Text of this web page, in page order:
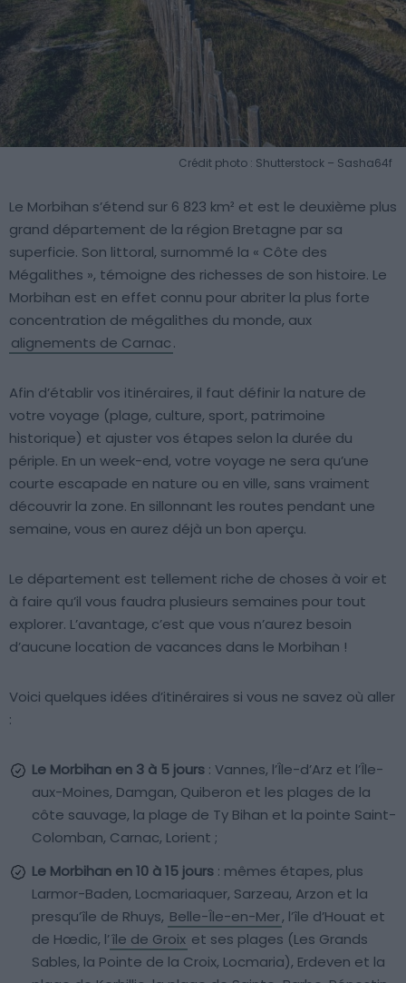
Crédit photo : Shutterstock – Sasha64f
Le Morbihan s’étend sur 6 823 km² et est le deuxième plus
grand département de la région Bretagne par sa
superficie. Son littoral, surnommé la « Côte des
Mégalithes », témoigne des richesses de son histoire. Le
Morbihan est en effet connu pour abriter la plus forte
concentration de mégalithes du monde, aux
alignements de Carnac.
Afin d’établir vos itinéraires, il faut définir la nature de
votre voyage (plage, culture, sport, patrimoine
historique) et ajuster vos étapes selon la durée du
périple. En un week-end, votre voyage ne sera qu’une
courte escapade en nature ou en ville, sans vraiment
découvrir la zone. En sillonnant les routes pendant une
semaine, vous en aurez déjà un bon aperçu.
Le département est tellement riche de choses à voir et
à faire qu’il vous faudra plusieurs semaines pour tout
explorer. L’avantage, c’est que vous n’aurez besoin
d’aucune location de vacances dans le Morbihan !
Voici quelques idées d’itinéraires si vous ne savez où aller
:
Le Morbihan en 3 à 5 jours : Vannes, l’Île-d’Arz et l’Île-
aux-Moines, Damgan, Quiberon et les plages de la
côte sauvage, la plage de Ty Bihan et la pointe Saint-
Colomban, Carnac, Lorient ;
Le Morbihan en 10 à 15 jours : mêmes étapes, plus
Larmor-Baden, Locmariaquer, Sarzeau, Arzon et la
presqu’île de Rhuys, Belle-Île-en-Mer, l’île d’Houat et
de Hœdic, l’île de Groix et ses plages (Les Grands
Sables, la Pointe de la Croix, Locmaria), Erdeven et la